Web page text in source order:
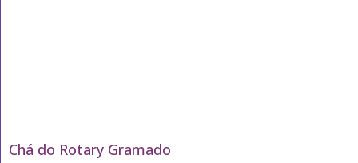
Chá do Rotary Gramado